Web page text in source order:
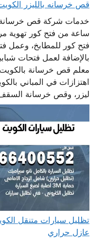
قص خرسانه بالليزر الكويت 65932555 فتح كور
ساعة من فتح كور تهوية
فتح كور للمطابخ، وعمل
بالإضافة لعمل فتحات
معلم قص خرسانة
اهتزازات في المباني
ليزر، وقص خرسانة
عازل حراري